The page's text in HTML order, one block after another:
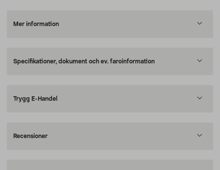
Mer information
Specifikationer, dokument och ev. faroinformation
Trygg E-Handel
Recensioner